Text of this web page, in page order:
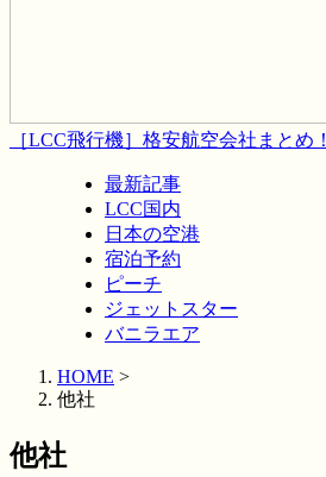
［LCC飛行機］格安航空会社まとめ！
最新記事
LCC国内
日本の空港
宿泊予約
ピーチ
ジェットスター
バニラエア
HOME >
他社
他社